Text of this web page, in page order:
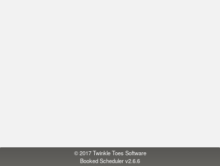
© 2017Twinkle Toes Software
Booked Scheduler v2.6.6